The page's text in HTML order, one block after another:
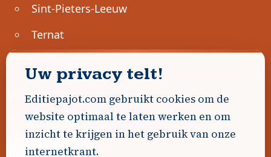
Sint-Pieters-Leeuw
Ternat
Geen advertenties gevonden.
Uw advertentie hier? Contacteer ons!
Word Partner!
Uw privacy telt!
Editiepajot.com gebruikt cookies om de
website optimaal te laten werken en om
inzicht te krijgen in het gebruik van onze
internetkrant.